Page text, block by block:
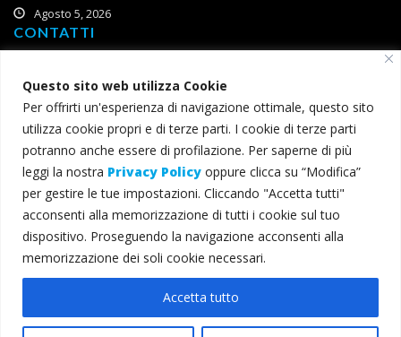
Questo sito web utilizza Cookie
Per offrirti un'esperienza di navigazione ottimale, questo sito
utilizza cookie propri e di terze parti. I cookie di terze parti
potranno anche essere di profilazione. Per saperne di più
leggi la nostra Privacy Policy oppure clicca su “Modifica”
per gestire le tue impostazioni. Cliccando "Accetta tutti"
acconsenti alla memorizzazione di tutti i cookie sul tuo
dispositivo. Proseguendo la navigazione acconsenti alla
memorizzazione dei soli cookie necessari.
Accetta tutto
Agosto 5, 2026
CONTATTI
71121 Foggia
T (+39) 0881 785 111
F (+39) 0881 774 634
consorzio@bonificacapitanata.it
consorzio@pec.bonificacapitanata.it
© 2022 Consorzio per la Bonifica della Capitanata - Tutti i diritti
riservati - C.F. 00345000715 -Privacy e cookie